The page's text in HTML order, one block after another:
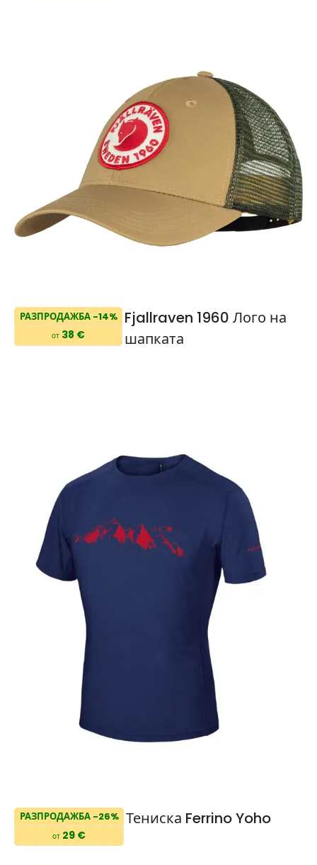
РАЗПРОДАЖБА -14%
от 38 €
Fjallraven 1960 Лого на
шапката
РАЗПРОДАЖБА -26%
от 29 €
Тениска Ferrino Yoho